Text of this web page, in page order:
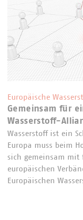
Europäische
Gemeinsam für
Wasserstoff-
Wasserstoff ist ein
Europa muss beim
sich gemeinsam mit
europäischen
Europäischen